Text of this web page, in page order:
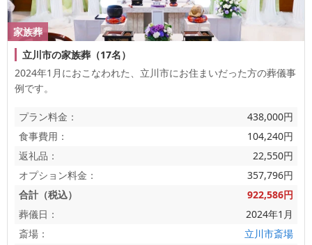
家族葬
立川市の家族葬（17名）
2024年1月におこなわれた、 立川市にお住まいだった方の葬儀事
例です。
プラン料金：
438,000円
食事費用：
104,240円
返礼品：
22,550円
オプション料金：
357,796円
合計（税込）
922,586円
葬儀日：
2024年1月
斎場：
立川市斎場